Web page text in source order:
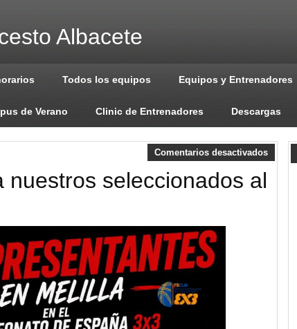
Albacete
Todos los equipos Equipos y Entrenadores
de Verano Clinic de Entrenadores Descargas
Comentarios desactivados
nuestros seleccionados al